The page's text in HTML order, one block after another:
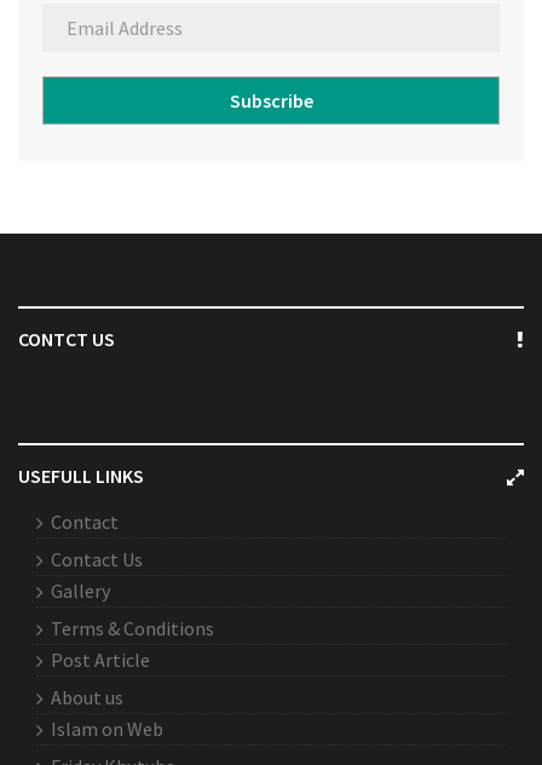
Subscribe
CONTCT US
USEFULL LINKS
Contact
Contact Us
Gallery
Terms & Conditions
Post Article
About us
Islam on Web